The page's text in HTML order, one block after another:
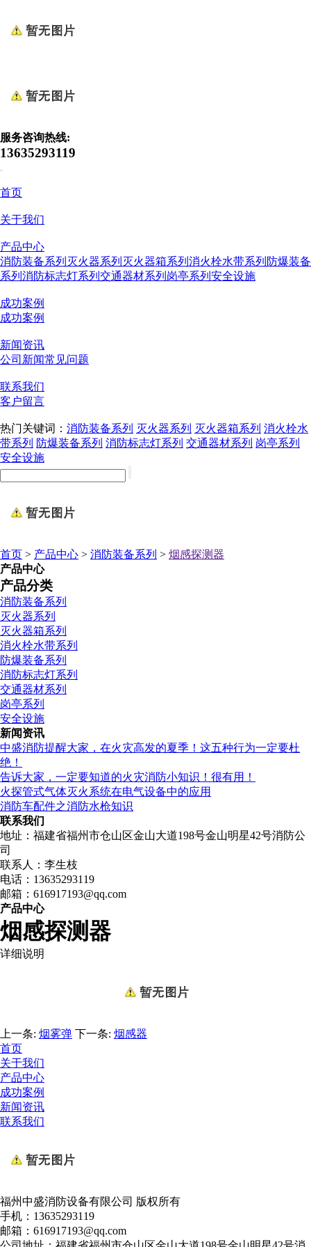
服务咨询热线:
13635293119
首页
关于我们
产品中心
消防装备系列 灭火器系列 灭火器箱系列 消火栓水带系列 防爆装备
系列 消防标志灯系列 交通器材系列 岗亭系列 安全设施
成功案例
成功案例
新闻资讯
公司新闻常见问题
联系我们
客户留言
热门关键词： 消防装备系列 灭火器系列 灭火器箱系列 消火栓水
带系列 防爆装备系列 消防标志灯系列 交通器材系列 岗亭系列
安全设施
首页 > 产品中心 > 消防装备系列 > 烟感探测器
产品中心
产品分类
消防装备系列
灭火器系列
灭火器箱系列
消火栓水带系列
防爆装备系列
消防标志灯系列
交通器材系列
岗亭系列
安全设施
新闻资讯
中盛消防提醒大家，在火灾高发的夏季！这五种行为一定要杜
绝！
告诉大家，一定要知道的火灾消防小知识！很有用！
火探管式气体灭火系统在电气设备中的应用
消防车配件之消防水枪知识
联系我们
地址：福建省福州市仓山区金山大道198号金山明星42号消防公
司
联系人：李生枝
电话：13635293119
邮箱：616917193@qq.com
产品中心
烟感探测器
详细说明
上一条: 烟雾弹 下一条: 烟感器
首页
关于我们
产品中心
成功案例
新闻资讯
联系我们
福州中盛消防设备有限公司 版权所有
手机：13635293119
邮箱：616917193@qq.com